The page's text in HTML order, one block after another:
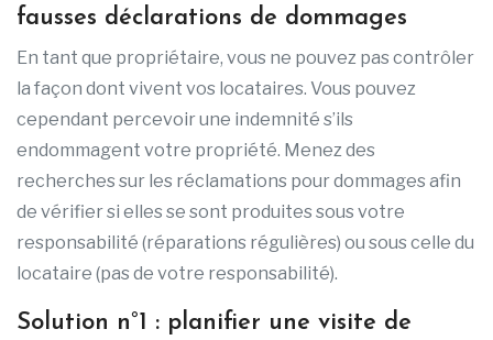
fausses déclarations de dommages
En tant que propriétaire, vous ne pouvez pas contrôler
la façon dont vivent vos locataires. Vous pouvez
cependant percevoir une indemnité s’ils
endommagent votre propriété. Menez des
recherches sur les réclamations pour dommages afin
de vérifier si elles se sont produites sous votre
responsabilité (réparations régulières) ou sous celle du
locataire (pas de votre responsabilité).
Solution n°1 : planifier une visite de